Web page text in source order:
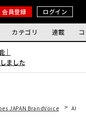
会員登録 ログイン
カテゴリ 連載
｜
ました
JAPAN BrandVoice AIが